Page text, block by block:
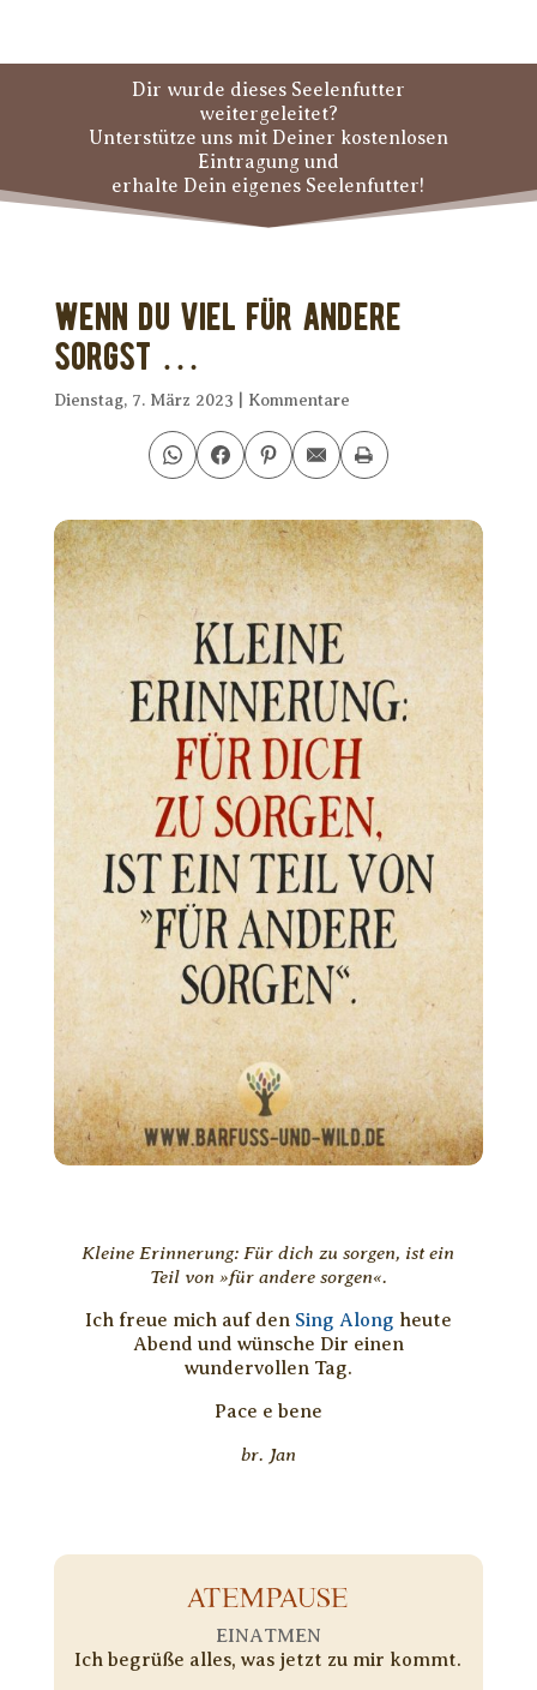
Dir wurde dieses Seelenfutter
weitergeleitet?
Unterstütze uns mit Deiner kostenlosen
Eintragung und
erhalte Dein eigenes Seelenfutter!
Wenn Du viel für andere
sorgst …
Dienstag, 7. März 2023 Kommentare
Kleine Erinnerung: Für dich zu sorgen, ist ein
Teil von »für andere sorgen«.
Ich freue mich auf den Sing Along heute
Abend und wünsche Dir einen
wundervollen Tag.
Pace e bene
br. Jan
ATEMPAUSE
EINATMEN
Ich begrüße alles, was jetzt zu mir kommt.